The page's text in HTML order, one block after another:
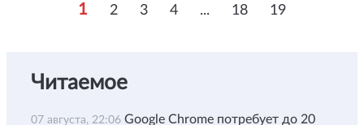
1 2 3 4 ... 18 19
Читаемое
07 августа, 22:06 Google Chrome потребует до 20